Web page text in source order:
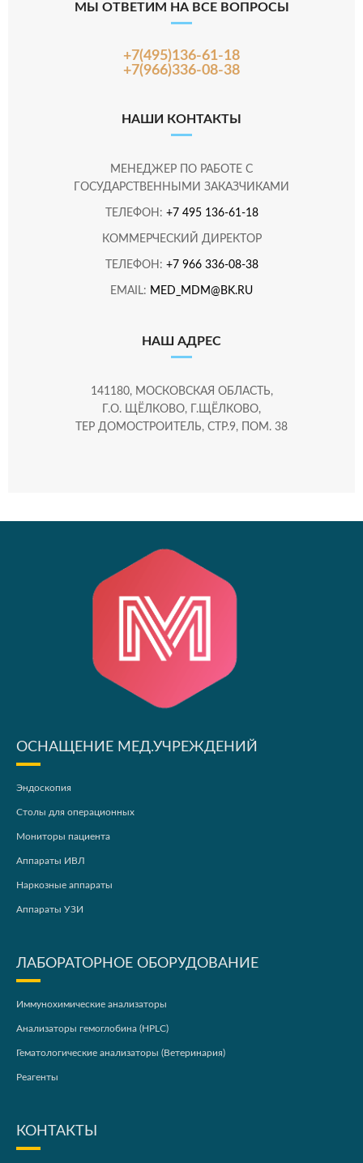
МЫ ОТВЕТИМ НА ВСЕ ВОПРОСЫ
+7(495)136-61-18
+7(966)336-08-38
НАШИ КОНТАКТЫ
МЕНЕДЖЕР ПО РАБОТЕ С
ГОСУДАРСТВЕННЫМИ ЗАКАЗЧИКАМИ
ТЕЛЕФОН: +7 495 136-61-18
КОММЕРЧЕСКИЙ ДИРЕКТОР
ТЕЛЕФОН: +7 966 336-08-38
EMAIL: MED_MDM@BK.RU
НАШ АДРЕС
141180, МОСКОВСКАЯ ОБЛАСТЬ,
Г.О. ЩЁЛКОВО, Г.ЩЁЛКОВО,
ТЕР ДОМОСТРОИТЕЛЬ, СТР.9, ПОМ. 38
ОСНАЩЕНИЕ МЕД.УЧРЕЖДЕНИЙ
Эндоскопия
Столы для операционных
Мониторы пациента
Аппараты ИВЛ
Наркозные аппараты
Аппараты УЗИ
ЛАБОРАТОРНОЕ ОБОРУДОВАНИЕ
Иммунохимические анализаторы
Анализаторы гемоглобина (HPLC)
Гематологические анализаторы (Ветеринария)
Реагенты
КОНТАКТЫ